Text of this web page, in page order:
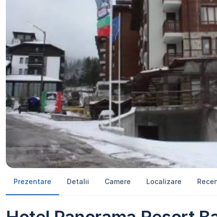
Prezentare Detalii Camere Localizare